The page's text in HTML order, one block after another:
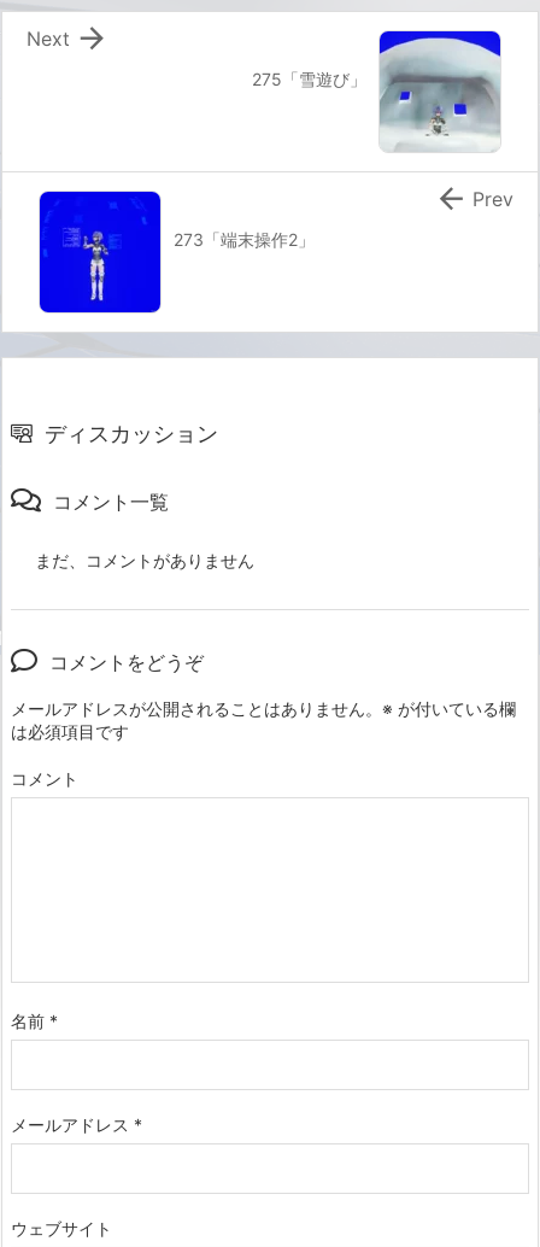
275「雪遊び」

Next
273「端末操作2」
 Prev
ディスカッション
コメント一覧
まだ、コメントがありません
コメントをどうぞ
メールアドレスが公開されることはありません。 ※ が付いている欄
は必須項目です
コメント
名前 *
メールアドレス *
ウェブサイト